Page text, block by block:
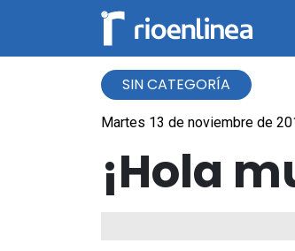
SIN CATEGORÍA
Martes 13 de noviembre de
¡Hola